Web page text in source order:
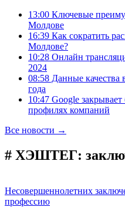
13:00 Ключевые
Молдове
16:39 Как сократить
Молдове?
10:28 Онлайн
2024
08:58 Данные качества
года
10:47 Google
профилях компаний
Все новости →
# ХЭШТЕГ:
Несовершеннолетних
профессию